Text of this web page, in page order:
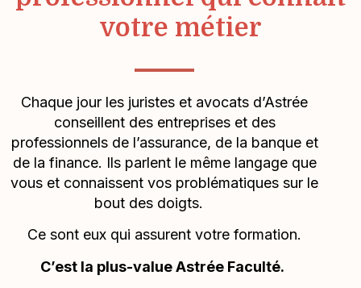
votre métier
Chaque jour les juristes et avocats d’Astrée
conseillent des entreprises et des
professionnels de l’assurance, de la banque et
de la finance. Ils parlent le même langage que
vous et connaissent vos problématiques sur le
bout des doigts.
Ce sont eux qui assurent votre formation.
C’est la plus-value Astrée Faculté.